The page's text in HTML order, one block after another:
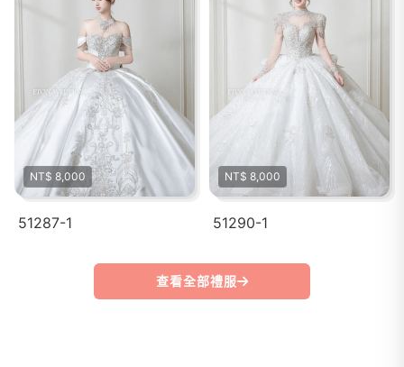
NT$ 8,000
51287-1
NT$ 8,000
51290-1
查看全部禮服